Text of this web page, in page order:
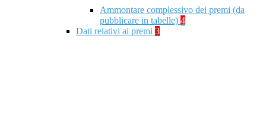
Ammontare complessivo dei premi (da
pubblicare in tabelle) 4
Dati relativi ai premi 3